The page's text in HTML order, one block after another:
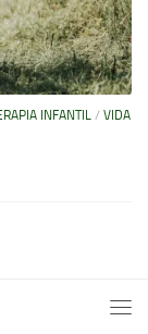
INFANTIL / VIDA